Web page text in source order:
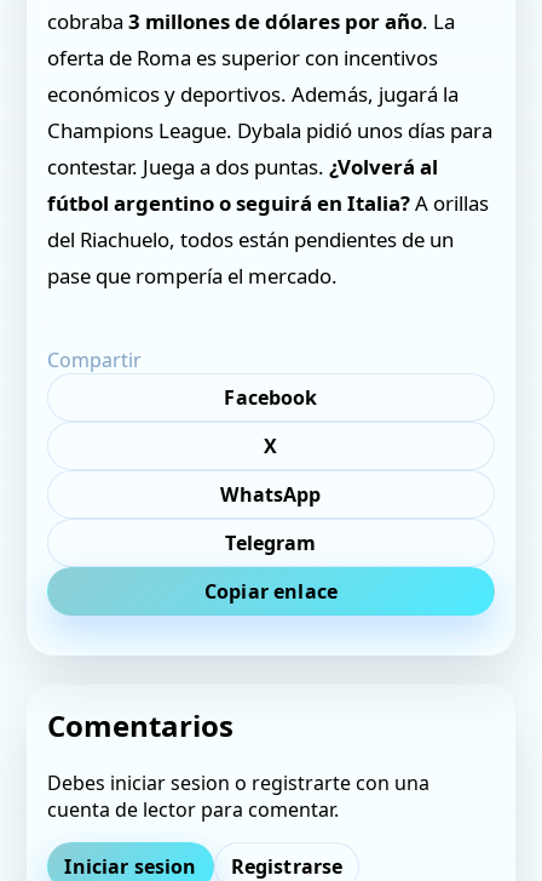
cobraba 3 millones de dólares por año. La
oferta de Roma es superior con incentivos
económicos y deportivos. Además, jugará la
Champions League. Dybala pidió unos días para
contestar. Juega a dos puntas.¿Volverá al
fútbol argentino o seguirá en Italia?A orillas
del Riachuelo, todos están pendientes de un
pase que rompería el mercado.
Compartir
Facebook
X
WhatsApp
Telegram
Copiar enlace
Comentarios
Debes iniciar sesion o registrarte con una
cuenta de lector para comentar.
Iniciar sesion Registrarse